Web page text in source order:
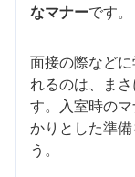
なマナーです。
面接の際など
れるのは、ま
す。入室時の
かりとした準
う。